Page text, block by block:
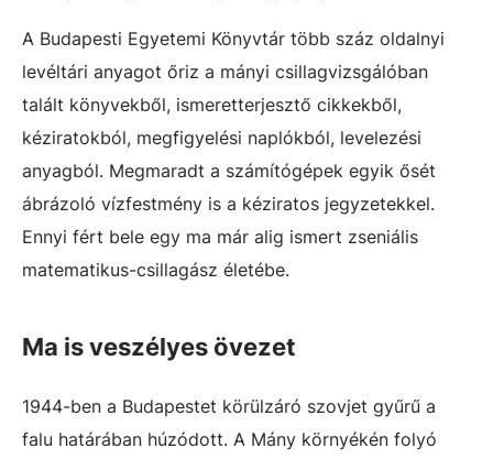
A Budapesti Egyetemi Könyvtár több száz oldalnyi
levéltári anyagot őriz a mányi csillagvizsgálóban
talált könyvekből, ismeretterjesztő cikkekből,
kéziratokból, megfigyelési naplókból, levelezési
anyagból. Megmaradt a számítógépek egyik ősét
ábrázoló vízfestmény is a kéziratos jegyzetekkel.
Ennyi fért bele egy ma már alig ismert zseniális
matematikus-csillagász életébe.
Ma is veszélyes övezet
1944-ben a Budapestet körülzáró szovjet gyűrű a
falu határában húzódott. A Mány környékén folyó